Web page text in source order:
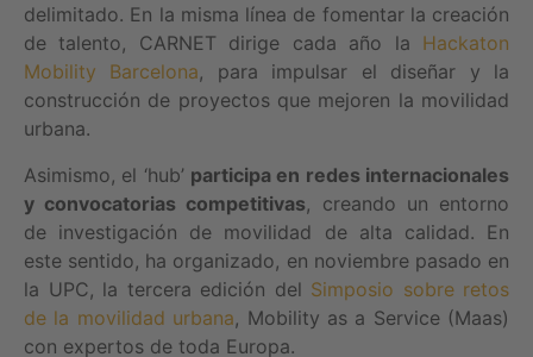
delimitado. En la misma línea de fomentar la creación
de talento, CARNET dirige cada año la Hackaton
Mobility Barcelona, para impulsar el diseñar y la
construcción de proyectos que mejoren la movilidad
urbana.
Asimismo, el ‘hub’ participa en redes internacionales
y convocatorias competitivas, creando un entorno
de investigación de movilidad de alta calidad. En
este sentido, ha organizado, en noviembre pasado en
la UPC, la tercera edición del Simposio sobre retos
de la movilidad urbana, Mobility as a Service (Maas)
con expertos de toda Europa.